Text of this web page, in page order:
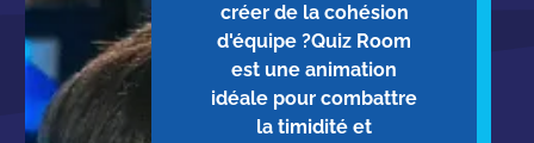
créer de la cohésion
d'équipe ?Quiz Room
est une animation
idéale pour combattre
la timidité et